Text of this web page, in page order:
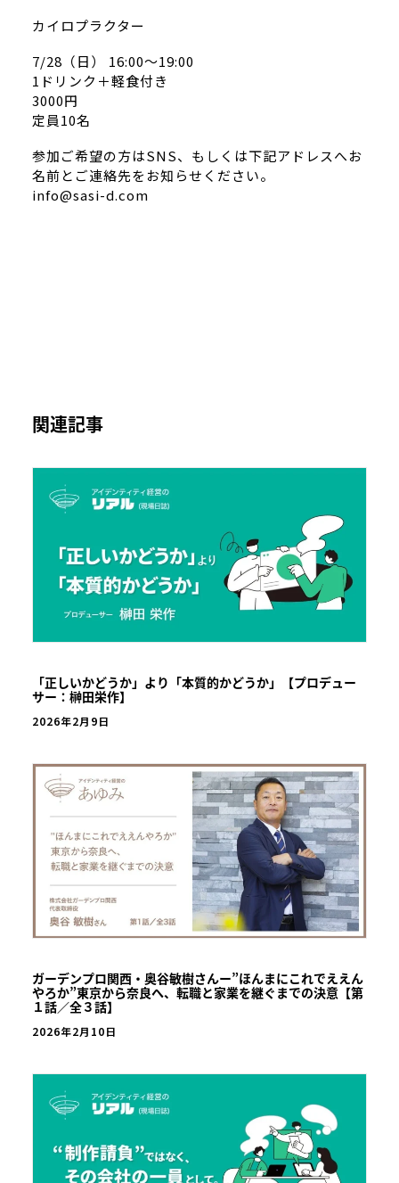
カイロプラクター
7/28（日） 16:00〜19:00
1ドリンク＋軽食付き
3000円
定員10名
参加ご希望の方はSNS、もしくは下記アドレスへお
名前とご連絡先をお知らせください。
info@sasi-d.com
関連記事
「正しいかどうか」より「本質的かどうか」【プロデュー
サー：榊田栄作】
2026年2月9日
ガーデンプロ関西・奥谷敏樹さんー”ほんまにこれでええん
やろか”東京から奈良へ、転職と家業を継ぐまでの決意【第
１話／全３話】
2026年2月10日